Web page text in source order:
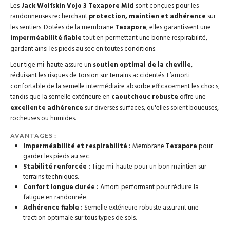
LesJack Wolfskin Vojo 3 Texapore Mid sont conçues pour les
randonneuses recherchantprotection, maintien et adhérence sur
les sentiers. Dotées de la membrane Texapore, elles garantissent une
imperméabilité fiabletout en permettant une bonne respirabilité,
gardant ainsi les pieds au sec en toutes conditions.
Leur tige mi-haute assure un soutien optimal de la cheville,
réduisant les risques de torsion sur terrains accidentés. L’amorti
confortable de la semelle intermédiaire absorbe efficacement les chocs,
tandis que la semelle extérieure en caoutchouc robuste offre une
excellente adhérence sur diverses surfaces, qu'elles soient boueuses,
rocheuses ou humides.
AVANTAGES :
Imperméabilité et respirabilité :Membrane Texaporepour
garder les pieds au sec.
Stabilité renforcée :Tige mi-haute pour un bon maintien sur
terrains techniques.
Confort longue durée :Amorti performant pour réduire la
fatigue en randonnée.
Adhérence fiable : Semelle extérieure robuste assurant une
traction optimale sur tous types de sols.